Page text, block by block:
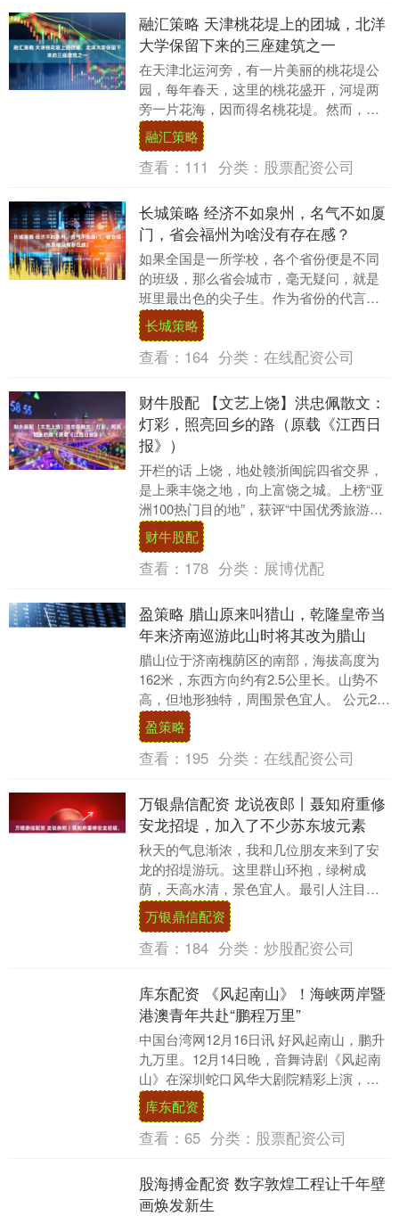
融汇策略 天津桃花堤上的团城，北洋
大学保留下来的三座建筑之一
在天津北运河旁，有一片美丽的桃花堤公
园，每年春天，这里的桃花盛开，河堤两
旁一片花海，因而得名桃花堤。然而，这
片风景如画的地方，除了桃花堤公园这个
名字，还有一个更....
融汇策略
查看： 111 分类： 股票配资公司
长城策略 经济不如泉州，名气不如厦
门，省会福州为啥没有存在感？
如果全国是一所学校，各个省份便是不同
的班级，那么省会城市，毫无疑问，就是
班里最出色的尖子生。作为省份的代言
人，省会城市常常凝聚了区域内最优质的
资源，经济发展水平....
长城策略
查看： 164 分类： 在线配资公司
财牛股配 【文艺上饶】洪忠佩散文：
灯彩，照亮回乡的路（原载《江西日
报》）
开栏的话 上饶，地处赣浙闽皖四省交界，
是上乘丰饶之地，向上富饶之城。上榜“亚
洲100热门目的地”，获评“中国优秀旅游城
市”“中国最具幸福感城市”等殊荣。王安石
赞....
财牛股配
查看： 178 分类： 展博优配
盈策略 腊山原来叫猎山，乾隆皇帝当
年来济南巡游此山时将其改为腊山
腊山位于济南槐荫区的南部，海拔高度为
162米，东西方向约有2.5公里长。山势不
高，但地形独特，周围景色宜人。 公元29
年，东汉时期，刘秀的部队曾在腊山驻
扎，常在....
盈策略
查看： 195 分类： 在线配资公司
万银鼎信配资 龙说夜郎丨聂知府重修
安龙招堤，加入了不少苏东坡元素
秋天的气息渐浓，我和几位朋友来到了安
龙的招堤游玩。这里群山环抱，绿树成
荫，天高水清，景色宜人。最引人注目的
是山门上的一副对联：忽惊华构依岩出，
不断海风吹月来。朋....
万银鼎信配资
查看： 184 分类： 炒股配资公司
库东配资 《风起南山》！海峡两岸暨
港澳青年共赴“鹏程万里”
中国台湾网12月16日讯 好风起南山，鹏升
九万里。12月14日晚，音舞诗剧《风起南
山》在深圳蛇口风华大剧院精彩上演，正
在南山参加第六届海峡两岸学生棒球联赛
总决赛....
库东配资
查看： 65 分类： 股票配资公司
股海搏金配资 数字敦煌工程让千年壁
画焕发新生